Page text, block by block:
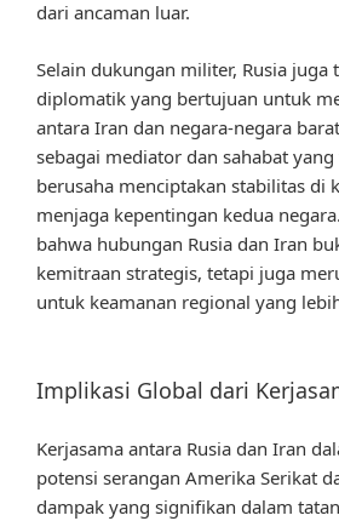
dari ancaman luar.
Selain dukungan militer, Rusia
diplomatik yang bertujuan untuk
antara Iran dan negara-negara
sebagai mediator dan sahabat yang
berusaha menciptakan stabilitas di
menjaga kepentingan kedua
bahwa hubungan Rusia dan Iran
kemitraan strategis, tetapi juga
untuk keamanan regional yang
Implikasi Global dari
Kerjasama antara Rusia dan Iran
potensi serangan Amerika Serikat
dampak yang signifikan dalam